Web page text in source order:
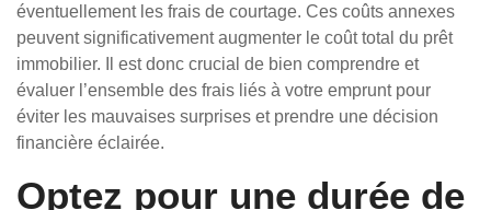
éventuellement les frais de courtage. Ces coûts annexes
peuvent significativement augmenter le coût total du prêt
immobilier. Il est donc crucial de bien comprendre et
évaluer l’ensemble des frais liés à votre emprunt pour
éviter les mauvaises surprises et prendre une décision
financière éclairée.
Optez pour une durée de